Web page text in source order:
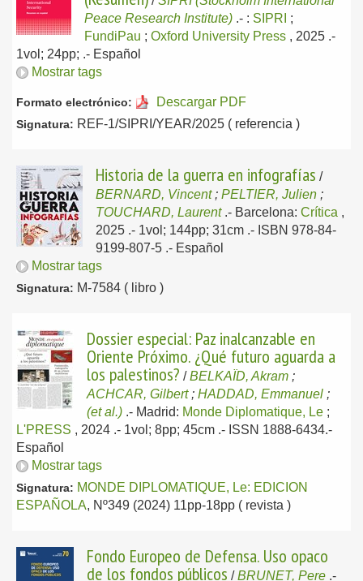
Peace Research Institute) .- : SIPRI ;
FundiPau ; Oxford University Press , 2025 .-
1vol; 24pp; .- Español
Mostrar tags
Formato electrónico: Descargar PDF
Signatura: REF-1/SIPRI/YEAR/2025 ( referencia )
Historia de la guerra en infografías /
BERNARD, Vincent; PELTIER, Julien ;
TOUCHARD, Laurent .- Barcelona: Crítica ,
2025 .- 1vol; 144pp; 31cm .- ISBN 978-84-
9199-807-5 .- Español
Mostrar tags
Signatura: M-7584 ( libro )
Dossier especial: Paz inalcanzable en
Oriente Próximo. ¿Qué futuro aguarda a
los palestinos? /BELKAÏD, Akram ;
ACHCAR, Gilbert; HADDAD, Emmanuel ;
(et al.) .- Madrid: Monde Diplomatique, Le ;
L'PRESS , 2024 .- 1vol; 8pp; 45cm .- ISSN 1888-6434.-
Español
Mostrar tags
Signatura: MONDE DIPLOMATIQUE, Le: EDICION
ESPAÑOLA, Nº349 (2024) 11pp-18pp ( revista )
Fondo Europeo de Defensa. Uso opaco
de los fondos públicos /BRUNET, Pere .-